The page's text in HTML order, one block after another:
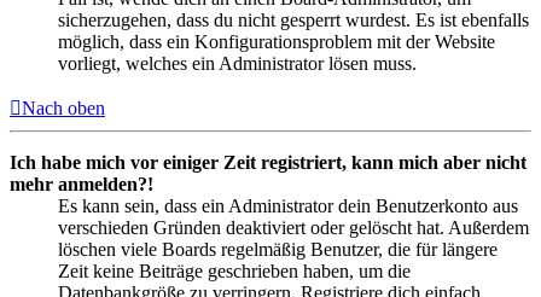
sicherzugehen, dass du nicht gesperrt wurdest. Es ist ebenfalls
möglich, dass ein Konfigurationsproblem mit der Website
vorliegt, welches ein Administrator lösen muss.
Nach oben
Ich habe mich vor einiger Zeit registriert, kann mich aber nicht
mehr anmelden?!
Es kann sein, dass ein Administrator dein Benutzerkonto aus
verschieden Gründen deaktiviert oder gelöscht hat. Außerdem
löschen viele Boards regelmäßig Benutzer, die für längere
Zeit keine Beiträge geschrieben haben, um die
Datenbankgröße zu verringern. Registriere dich einfach